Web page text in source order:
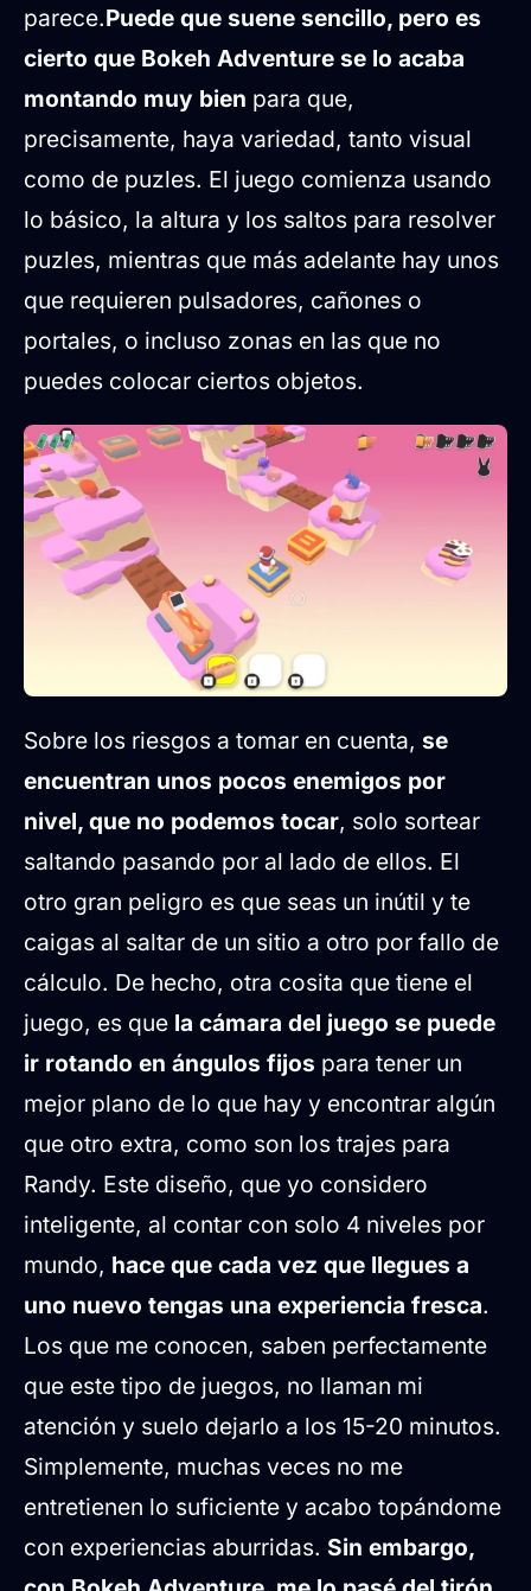
parece.Puede que suene sencillo, pero es
cierto que Bokeh Adventure se lo acaba
montando muy bien para que,
precisamente, haya variedad, tanto visual
como de puzles. El juego comienza usando
lo básico, la altura y los saltos para resolver
puzles, mientras que más adelante hay unos
que requieren pulsadores, cañones o
portales, o incluso zonas en las que no
puedes colocar ciertos objetos.
Sobre los riesgos a tomar en cuenta, se
encuentran unos pocos enemigos por
nivel, que no podemos tocar, solo sortear
saltando pasando por al lado de ellos. El
otro gran peligro es que seas un inútil y te
caigas al saltar de un sitio a otro por fallo de
cálculo. De hecho, otra cosita que tiene el
juego, es que la cámara del juego se puede
ir rotando en ángulos fijos para tener un
mejor plano de lo que hay y encontrar algún
que otro extra, como son los trajes para
Randy. Este diseño, que yo considero
inteligente, al contar con solo 4 niveles por
mundo, hace que cada vez que llegues a
uno nuevo tengas una experiencia fresca.
Los que me conocen, saben perfectamente
que este tipo de juegos, no llaman mi
atención y suelo dejarlo a los 15-20 minutos.
Simplemente, muchas veces no me
entretienen lo suficiente y acabo topándome
con experiencias aburridas. Sin embargo,